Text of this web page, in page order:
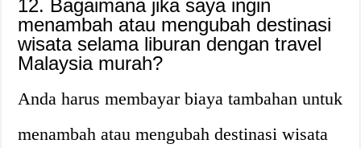
12. Bagaimana jika saya ingin
menambah atau mengubah destinasi
wisata selama liburan dengan travel
Malaysia murah?
Anda harus membayar biaya tambahan untuk
menambah atau mengubah destinasi wisata